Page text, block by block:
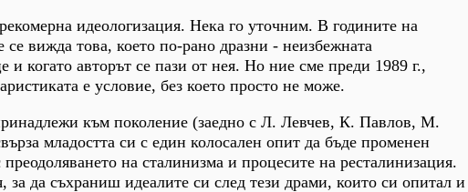
идеологизация. Нека го уточним. В годините на
се вижда това, което по-рано дразни - неизбежната
и когато авторът се пази от нея. Но ние сме преди 1989 г.,
е условие, без което просто не може.
към поколение (заедно с Л. Левчев, К. Павлов, М.
младостта си с един колосален опит да бъде променен
на сталинизма и процесите на ресталинизация.
да съхраниш идеалите си след тези драми, които си опитал и